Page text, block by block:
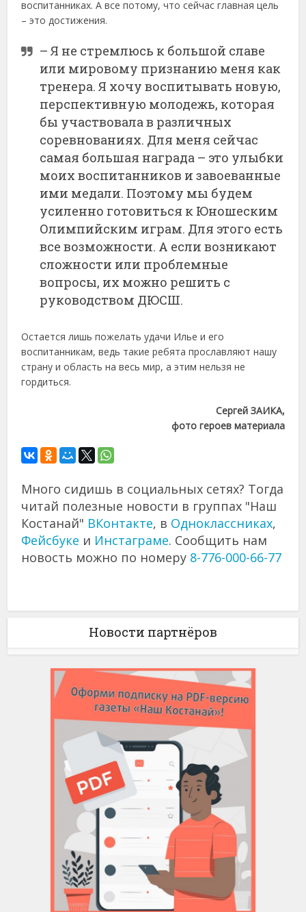
воспитанниках. А все потому, что сейчас главная цель
– это достижения.
– Я не стремлюсь к большой славе
или мировому признанию меня как
тренера. Я хочу воспитывать новую,
перспективную молодежь, которая
бы участвовала в различных
соревнованиях. Для меня сейчас
самая большая награда – это улыбки
моих воспитанников и завоеванные
ими медали. Поэтому мы будем
усиленно готовиться к Юношеским
Олимпийским играм. Для этого есть
все возможности. А если возникают
сложности или проблемные
вопросы, их можно решить с
руководством ДЮСШ.
Остается лишь пожелать удачи Илье и его
воспитанникам, ведь такие ребята прославляют нашу
страну и область на весь мир, а этим нельзя не
гордиться.
Сергей ЗАИКА,
фото героев материала
Много сидишь в социальных сетях? Тогда
читай полезные новости в группах "Наш
Костанай" ВКонтакте, в Одноклассниках,
Фейсбуке и Инстаграме. Сообщить нам
новость можно по номеру 8-776-000-66-77
Новости партнёров